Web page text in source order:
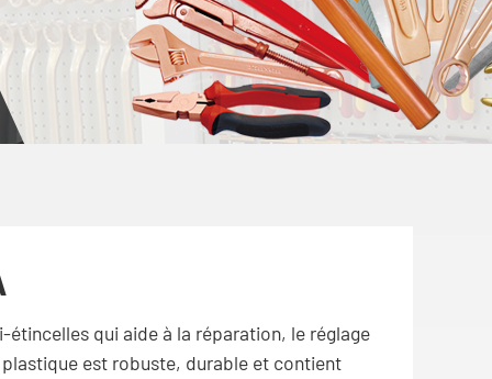
qui aide à la réparation, le réglage
est robuste, durable et contient